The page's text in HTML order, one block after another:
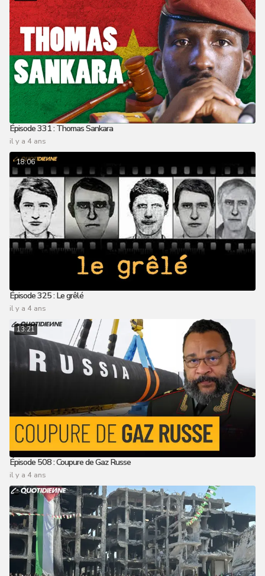
Épisode 331 : Thomas Sankara
il y a 4 ans
18:06
Épisode 325 : Le grêlé
il y a 4 ans
13:21
Épisode 508 : Coupure de Gaz Russe
il y a 4 ans